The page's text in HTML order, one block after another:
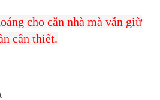
cho căn nhà mà vẫn giữ
cần thiết.